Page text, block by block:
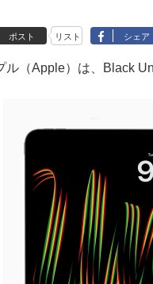
ポスト リスト シェア
（Apple）は、Black